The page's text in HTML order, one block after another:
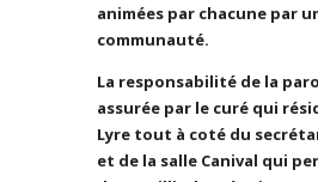
animées par chacune par
communauté.
La responsabilité de la
assurée par le curé qui
Lyre tout à coté du
et de la salle Canival qui